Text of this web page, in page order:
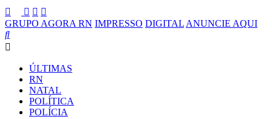
GRUPO AGORA RN IMPRESSO DIGITAL ANUNCIE AQUI
ÚLTIMAS
RN
NATAL
POLÍTICA
POLÍCIA